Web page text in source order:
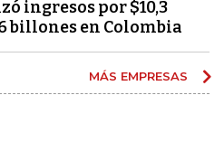
ingresos por $10,3
billones en Colombia
MÁS EMPRESAS